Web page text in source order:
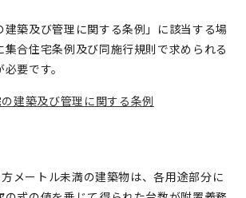
建築及び管理に関する条例」に該当する場
合住宅条例及び同施行規則で求められる
要です。
建築及び管理に関する条例
メートル未満の建築物は、各用途部分に